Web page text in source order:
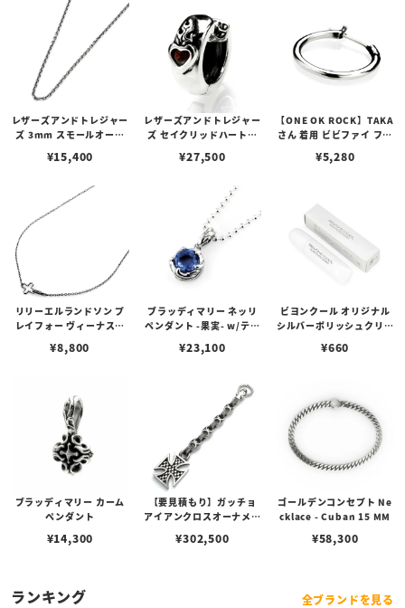
レザーズアンドトレジャー
ズ 3mm スモールオーバ
ブスタークラスプ＆LTロ
¥15,400
レザーズアンドトレジャー
ズ セイクリッドハートピ
¥27,500
【ONE OK ROCK】TAKA
さん 着用 ビビファイ フー
¥5,280
リリーエルランドソン プ
レイフォー ヴィーナスチ
¥8,800
ブラッディマリー ネッリ
ペンダント -果実- w/ティ
¥23,100
ビヨンクール オリジナル
シルバーポリッシュクリー
ュ）
¥660
ブラッディマリー カーム
ペンダント
¥14,300
【要見積もり】ガッチョ
アイアンクロスオーナメン
クスハンターノッカー Ve
¥302,500
ゴールデンコンセプト Ne
cklace - Cuban 15 MM
¥58,300
ランキング 全ブランドを見る